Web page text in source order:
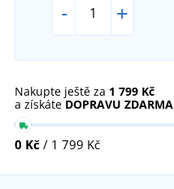
- +
Nakupte ještě za 1 799 Kč
a získáte DOPRAVU ZDARMA
0 Kč / 1 799 Kč